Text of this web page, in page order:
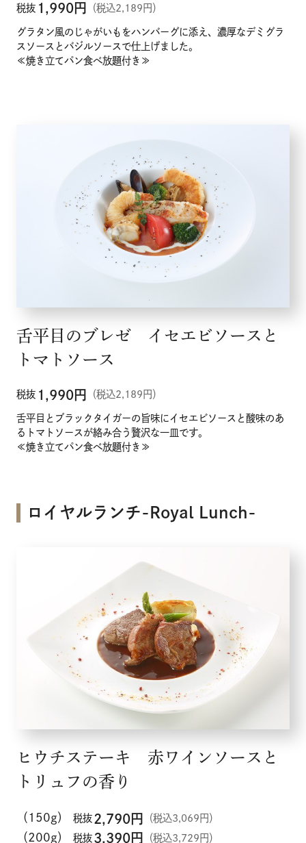
税抜 1,990円 （税込2,189円）
グラタン風のじゃがいもをハンバーグに添え、濃厚なデミグラ
スソースとバジルソースで仕上げました。
≪焼き立てパン食べ放題付き≫
舌平目のブレゼ イセエビソースと
トマトソース
税抜 1,990円 （税込2,189円）
舌平目とブラックタイガーの旨味にイセエビソースと酸味のあ
るトマトソースが絡み合う贅沢な一皿です。
≪焼き立てパン食べ放題付き≫
ロイヤルランチ-Royal Lunch-
ヒウチステーキ 赤ワインソースと
トリュフの香り
（150g） 税抜 2,790円 （税込3,069円）
（200g） 税抜 3,390円 （税込3,729円）